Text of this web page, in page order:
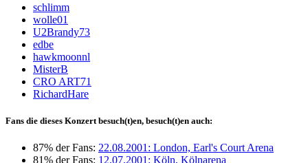
schlimm
wolle01
U2Brandy73
edbe
hawkmoonnl
MisterB
CRO ART71
RichardHare
Fans die dieses Konzert besuch(t)en, besuch(t)en auch:
87% der Fans: 22.08.2001: London, Earl's Court Arena
81% der Fans: 12.07.2001: Köln, Kölnarena